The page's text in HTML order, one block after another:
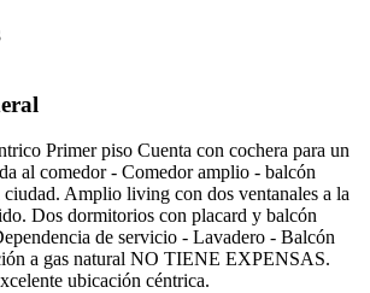
Primer piso Cuenta con cochera para un
al comedor - Comedor amplio - balcón
ciudad. Amplio living con dos ventanales a la
Dos dormitorios con placard y balcón
de servicio - Lavadero - Balcón
a gas natural NO TIENE EXPENSAS.
ubicación céntrica.